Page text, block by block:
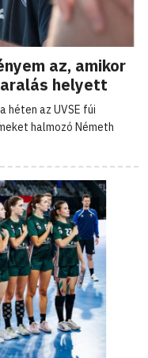
az, amikor
helyett
héten az UVSE fúi
halmozó Németh